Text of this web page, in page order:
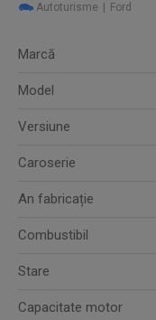
Autoturisme Ford
Marcă
Model
Versiune
Caroserie
An fabricație
Combustibil
Stare
Capacitate motor